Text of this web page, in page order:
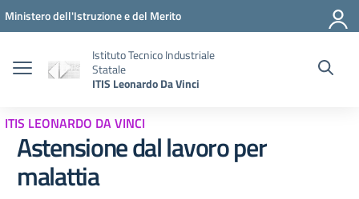
Vai ai contenuti
Vai al menu di navigazione
Vai al footer
Ministero dell'Istruzione e del Merito
Istituto Tecnico Industriale
Statale
ITIS Leonardo Da Vinci
ITIS LEONARDO DA VINCI
Astensione dal lavoro per
malattia